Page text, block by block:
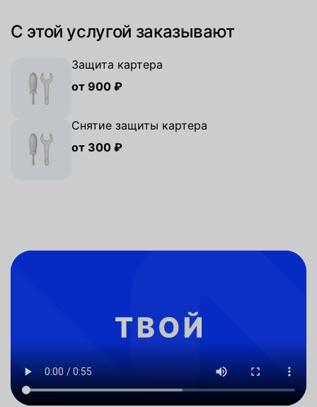
С этой услугой заказывают
Защита картера
от 900 ₽
Снятие защиты картера
от 300 ₽